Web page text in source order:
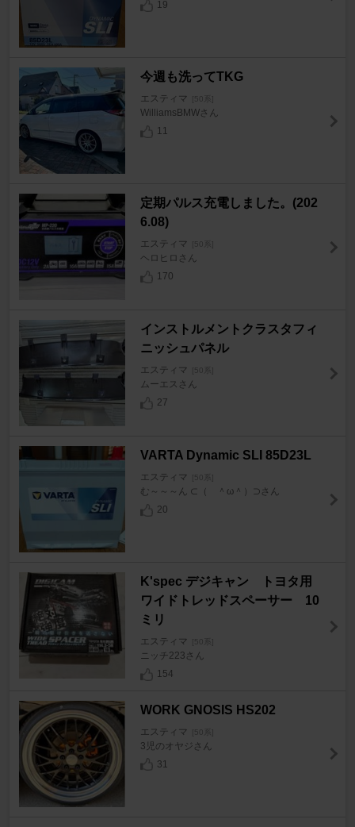
19
今週も洗ってTKG
エスティマ [50系]
WilliamsBMWさん
11
定期パルス充電しました。(202
6.08)
エスティマ [50系]
ヘロヒロさん
170
インストルメントクラスタフィ
ニッシュパネル
エスティマ [50系]
ムーエスさん
27
VARTA Dynamic SLI 85D23L
エスティマ [50系]
む～～～ん ⊂（ ＾ω＾）⊃さん
20
K'spec デジキャン トヨタ用
ワイドトレッドスペーサー 10
ミリ
エスティマ [50系]
ニッチ223さん
154
WORK GNOSIS HS202
エスティマ [50系]
3児のオヤジさん
31